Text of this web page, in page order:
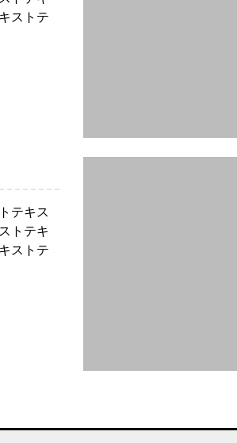
ストテ
テキス
トテキ
ストテ